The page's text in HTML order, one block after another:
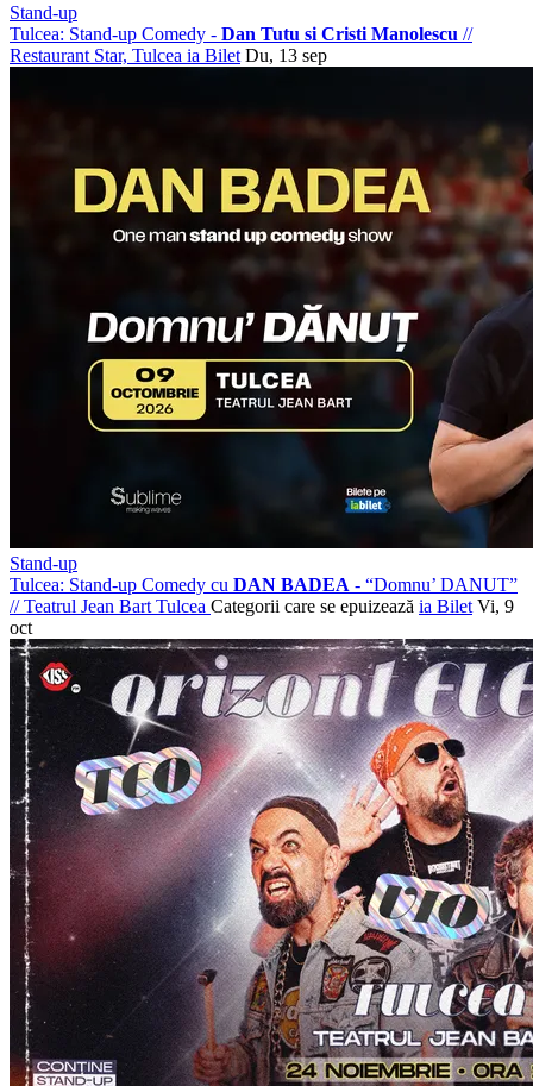
Stand-up
Tulcea: Stand-up Comedy - Dan Tutu si Cristi Manolescu //
Restaurant Star, Tulcea ia Bilet Du, 13 sep
Stand-up
Tulcea: Stand-up Comedy cu DAN BADEA - “Domnu’ DANUT”
//Teatrul Jean Bart Tulcea Categorii care se epuizează ia Bilet Vi, 9
oct